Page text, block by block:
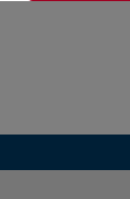
identifican por